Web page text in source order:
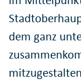
dem ganz